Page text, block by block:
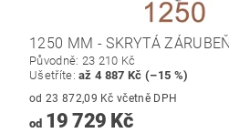
1250 MM - SKRYTÁ
Původně: 23 210 Kč
Ušetříte:až 4 887 Kč (–15 %)
od 23 872,09 Kč včetně DPH
od19 729 Kč